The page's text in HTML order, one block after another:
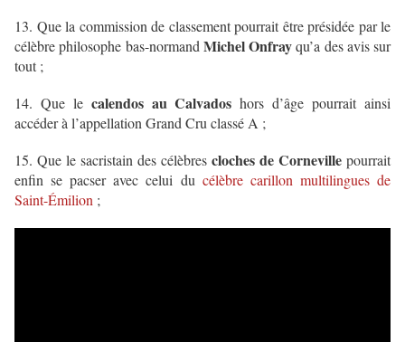
13. Que la commission de classement pourrait être présidée par le
célèbre philosophe bas-normand Michel Onfrayqu’a des avis sur
tout ;
14. Que le calendos au Calvados hors d’âge pourrait ainsi
accéder à l’appellation Grand Cru classé A ;
15. Que le sacristain des célèbres cloches de Corneville pourrait
enfin se pacser avec celui du célèbre carillon multilingues de
Saint-Émilion ;